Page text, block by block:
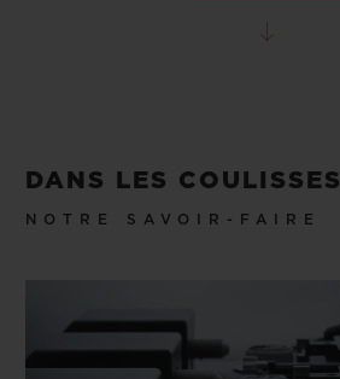
DANS LES COULISSES
NOTRE SAVOIR-FAIRE